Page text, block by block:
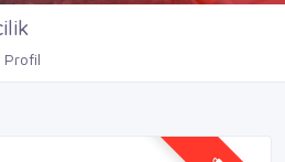
Profil